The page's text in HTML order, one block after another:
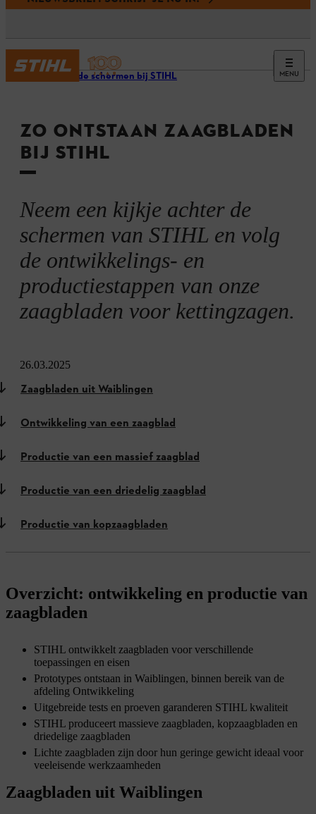
MENU
Achter de schermen bij STIHL
ZO ONTSTAAN ZAAGBLADEN
BIJ STIHL
Neem een kijkje achter de
schermen van STIHL en volg
de ontwikkelings- en
productiestappen van onze
zaagbladen voor kettingzagen.
26.03.2025
Zaagbladen uit Waiblingen
Ontwikkeling van een zaagblad
Productie van een massief zaagblad
Productie van een driedelig zaagblad
Productie van kopzaagbladen
Overzicht: ontwikkeling en productie van
zaagbladen
STIHL ontwikkelt zaagbladen voor verschillende
toepassingen en eisen
Prototypes ontstaan in Waiblingen, binnen bereik van de
afdeling Ontwikkeling
Uitgebreide tests en proeven garanderen STIHL kwaliteit
STIHL produceert massieve zaagbladen, kopzaagbladen en
driedelige zaagbladen
Lichte zaagbladen zijn door hun geringe gewicht ideaal voor
veeleisende werkzaamheden
Zaagbladen uit Waiblingen